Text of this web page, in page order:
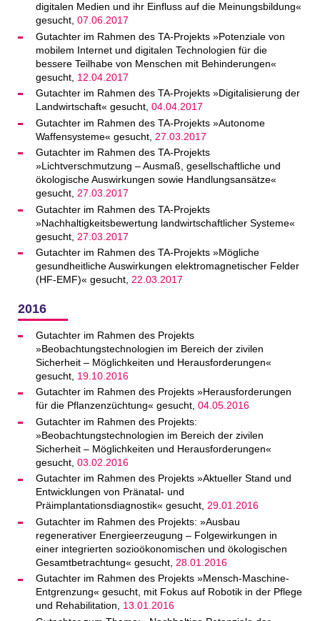
digitalen Medien und ihr Einfluss auf die Meinungsbildung«
gesucht, 07.06.2017
Gutachter im Rahmen des TA-Projekts »Potenziale von
mobilem Internet und digitalen Technologien für die
bessere Teilhabe von Menschen mit Behinderungen«
gesucht, 12.04.2017
Gutachter im Rahmen des TA-Projekts »Digitalisierung der
Landwirtschaft« gesucht, 04.04.2017
Gutachter im Rahmen des TA-Projekts »Autonome
Waffensysteme« gesucht, 27.03.2017
Gutachter im Rahmen des TA-Projekts
»Lichtverschmutzung – Ausmaß, gesellschaftliche und
ökologische Auswirkungen sowie Handlungsansätze«
gesucht, 27.03.2017
Gutachter im Rahmen des TA-Projekts
»Nachhaltigkeitsbewertung landwirtschaftlicher Systeme«
gesucht, 27.03.2017
Gutachter im Rahmen des TA-Projekts »Mögliche
gesundheitliche Auswirkungen elektromagnetischer Felder
(HF-EMF)« gesucht, 22.03.2017
2016
Gutachter im Rahmen des Projekts
»Beobachtungstechnologien im Bereich der zivilen
Sicherheit – Möglichkeiten und Herausforderungen«
gesucht, 19.10.2016
Gutachter im Rahmen des Projekts »Herausforderungen
für die Pflanzenzüchtung« gesucht, 04.05.2016
Gutachter im Rahmen des Projekts:
»Beobachtungstechnologien im Bereich der zivilen
Sicherheit – Möglichkeiten und Herausforderungen«
gesucht, 03.02.2016
Gutachter im Rahmen des Projekts »Aktueller Stand und
Entwicklungen von Pränatal- und
Präimplantationsdiagnostik« gesucht, 29.01.2016
Gutachter im Rahmen des Projekts: »Ausbau
regenerativer Energieerzeugung – Folgewirkungen in
einer integrierten sozioökonomischen und ökologischen
Gesamtbetrachtung« gesucht, 28.01.2016
Gutachter im Rahmen des Projekts »Mensch-Maschine-
Entgrenzung« gesucht, mit Fokus auf Robotik in der Pflege
und Rehabilitation, 13.01.2016